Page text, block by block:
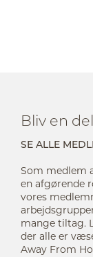
Bliv en
SE ALLE
Som medlem
en afgørende
vores
mange tiltag.
der alle er
Away From